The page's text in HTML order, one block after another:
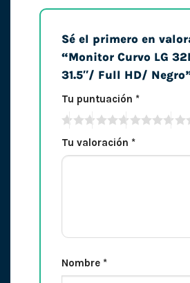
Sé el primero en
“Monitor Curvo LG
31.5″/ Full HD/
Tu puntuación *
Tu valoración *
Nombre *